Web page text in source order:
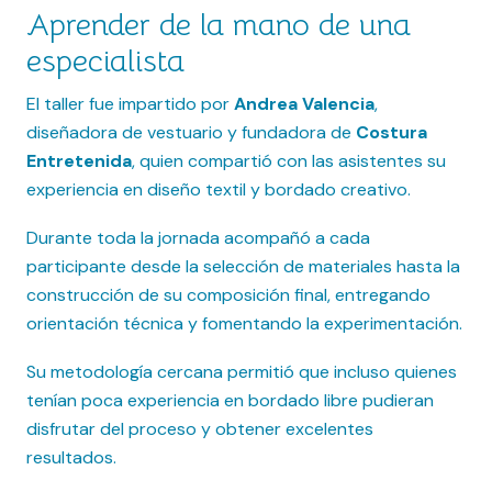
Aprender de la mano de una
especialista
El taller fue impartido porAndrea Valencia,
diseñadora de vestuario y fundadora de Costura
Entretenida, quien compartió con las asistentes su
experiencia en diseño textil y bordado creativo.
Durante toda la jornada acompañó a cada
participante desde la selección de materiales hasta la
construcción de su composición final, entregando
orientación técnica y fomentando la experimentación.
Su metodología cercana permitió que incluso quienes
tenían poca experiencia en bordado libre pudieran
disfrutar del proceso y obtener excelentes
resultados.